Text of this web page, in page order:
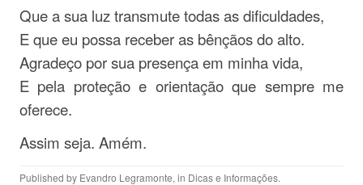
Que a sua luz transmute todas as dificuldades,
E que eu possa receber as bênçãos do alto.
Agradeço por sua presença em minha vida,
E pela proteção e orientação que sempre me
oferece.
Assim seja. Amém.
Published by Evandro Legramonte, in Dicas e Informações.